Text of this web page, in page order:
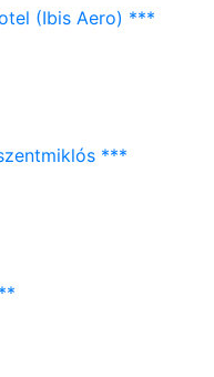
(Ibis Aero) ***
***